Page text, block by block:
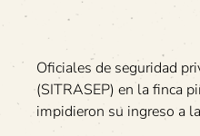
Oficiales de seguridad
(SITRASEP) en la finca
impidieron su ingreso a